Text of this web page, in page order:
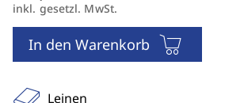
inkl. gesetzl. MwSt.
In den Warenkorb
Leinen